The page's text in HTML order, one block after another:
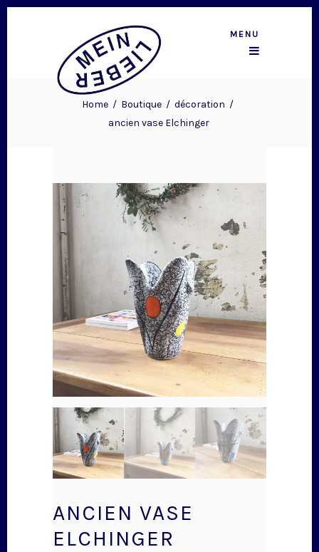
MENU
Home/ Boutique/ décoration /
ancien vase Elchinger
ANCIEN VASE
ELCHINGER